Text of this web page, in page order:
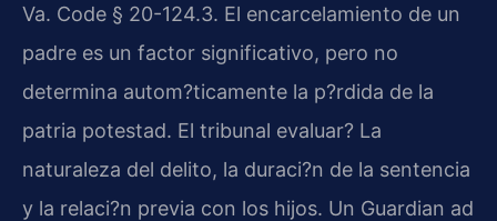
Va. Code § 20-124.3. El encarcelamiento de un
padre es un factor significativo, pero no
determina autom?ticamente la p?rdida de la
patria potestad. El tribunal evaluar? La
naturaleza del delito, la duraci?n de la sentencia
y la relaci?n previa con los hijos. Un Guardian ad